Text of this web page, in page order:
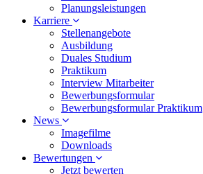
Planungsleistungen
Karriere
Stellenangebote
Ausbildung
Duales Studium
Praktikum
Interview Mitarbeiter
Bewerbungsformular
Bewerbungsformular Praktikum
News
Imagefilme
Downloads
Bewertungen
Jetzt bewerten